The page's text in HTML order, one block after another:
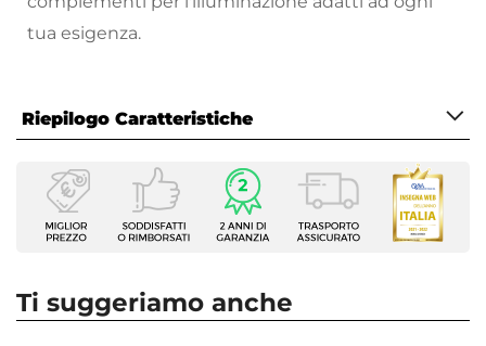
tua esigenza.
Riepilogo Caratteristiche
Caratteristiche
Tipologia
Lampada da terra
Luminosità
Ti suggeriamo anche